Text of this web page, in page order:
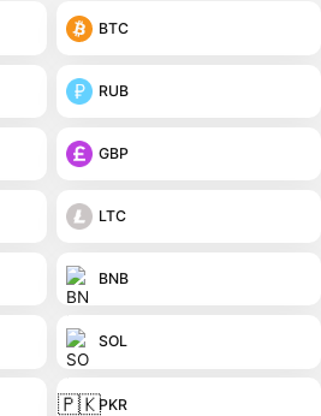
BTC
RUB
GBP
LTC
BNB
SOL
🇵🇰PKR